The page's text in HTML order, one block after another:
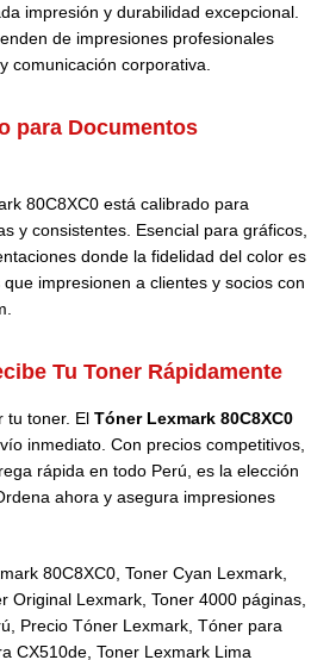
impresión y durabilidad excepcional.
de impresiones profesionales
comunicación corporativa.
para Documentos
80C8XC0 está calibrado para
y consistentes. Esencial para gráficos,
donde la fidelidad del color es
impresionen a clientes y socios con
Tu Toner Rápidamente
tu toner. El Tóner Lexmark 80C8XC0
inmediato. Con precios competitivos,
rápida en todo Perú, es la elección
ahora y asegura impresiones
80C8XC0, Toner Cyan Lexmark,
Original Lexmark, Toner 4000 páginas,
Precio Tóner Lexmark, Tóner para
CX510de, Toner Lexmark Lima